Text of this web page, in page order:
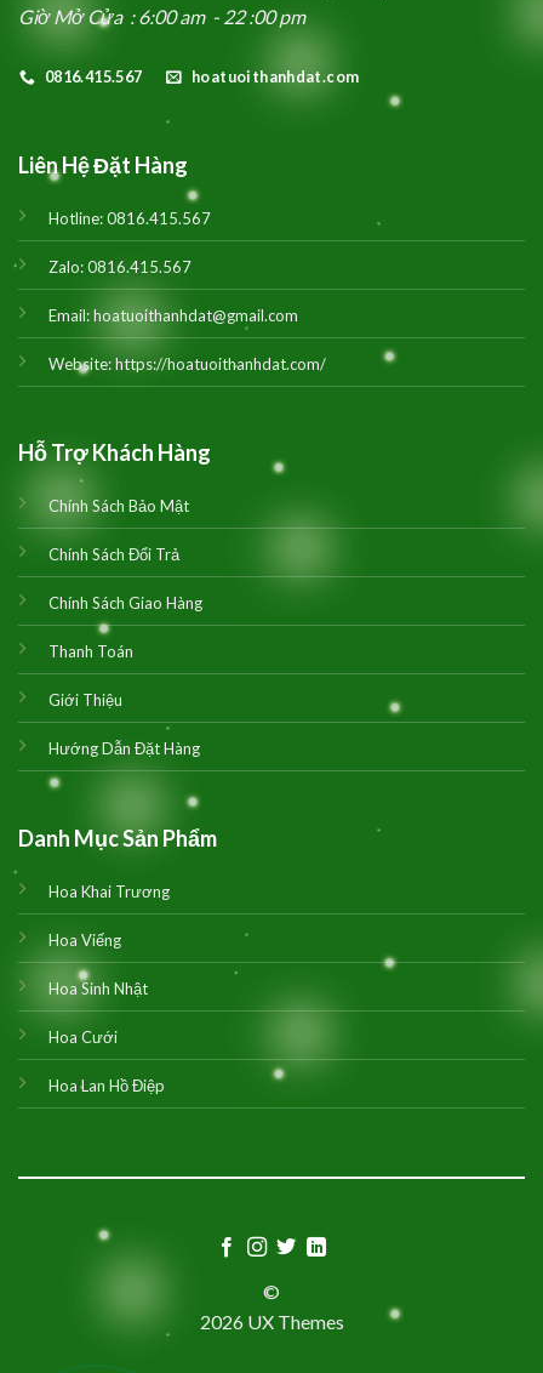
Giờ Mở Cửa : 6:00 am - 22 :00 pm
0816.415.567 hoatuoithanhdat.com
Liên Hệ Đặt Hàng
Hotline:0816.415.567
Zalo:0816.415.567
Email:hoatuoithanhdat@gmail.com
Website:https://hoatuoithanhdat.com/
Hỗ Trợ Khách Hàng
Chính Sách Bảo Mật
Chính Sách Đổi Trả
Chính Sách Giao Hàng
Thanh Toán
Giới Thiệu
Hướng Dẫn Đặt Hàng
Danh Mục Sản Phẩm
Hoa Khai Trương
Hoa Viếng
Hoa Sinh Nhật
Hoa Cưới
Hoa Lan Hồ Điệp
©
2026 UX Themes